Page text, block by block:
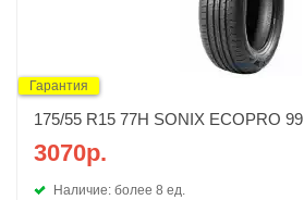
Гарантия
175/55 R15 77H SONIX ECOPRO 99
3070р.
Наличие: более 8 ед.